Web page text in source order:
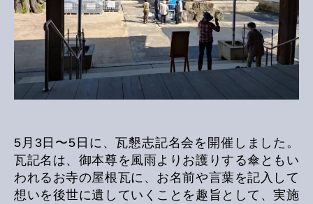
5月3日〜5日に、瓦懇志記名会を開催しました。
瓦記名は、御本尊を風雨よりお護りする傘ともい
われるお寺の屋根瓦に、お名前や言葉を記入して
想いを後世に遺していくことを趣旨として、実施